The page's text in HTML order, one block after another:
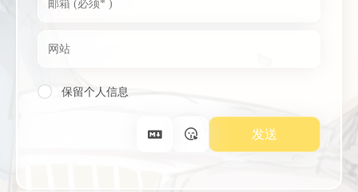
保留个人信息